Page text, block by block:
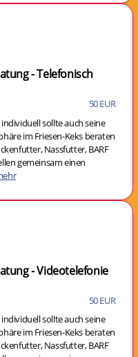
- Telefonisch
50 EUR
sollte auch seine
im Friesen-Keks beraten
Nassfutter, BARF
gemeinsam einen
- Videotelefonie
50 EUR
sollte auch seine
im Friesen-Keks beraten
Nassfutter, BARF